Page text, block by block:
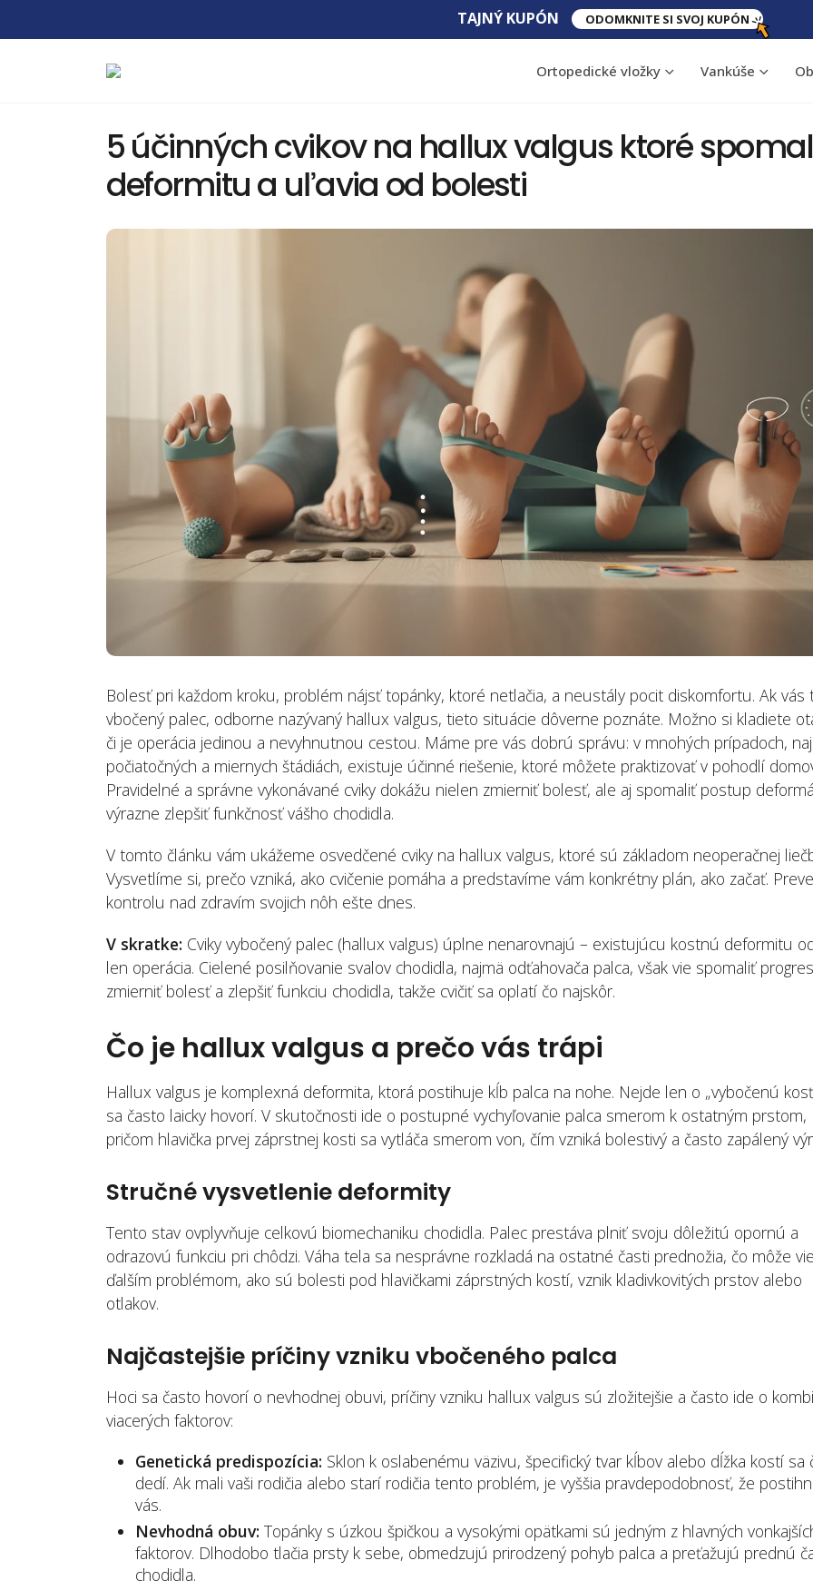
TAJNÝ​ KUPÓN ODOMKNITE SI SVOJ KUPÓN
Ortopedické vložky Vankúše
5 účinných cvikov na hallux valgus ktoré
deformitu a uľavia od bolesti
Bolesť pri každom kroku, problém nájsť topánky, ktoré netlačia, a neustály pocit diskomfortu. Ak vás
vbočený palec, odborne nazývaný hallux valgus, tieto situácie dôverne poznáte. Možno si kladiete
či je operácia jedinou a nevyhnutnou cestou. Máme pre vás dobrú správu: v mnohých prípadoch,
počiatočných a miernych štádiách, existuje účinné riešenie, ktoré môžete praktizovať v pohodlí
Pravidelné a správne vykonávané cviky dokážu nielen zmierniť bolesť, ale aj spomaliť postup
výrazne zlepšiť funkčnosť vášho chodidla.
V tomto článku vám ukážeme osvedčené cviky na hallux valgus, ktoré sú základom neoperačnej
Vysvetlíme si, prečo vzniká, ako cvičenie pomáha a predstavíme vám konkrétny plán, ako začať.
kontrolu nad zdravím svojich nôh ešte dnes.
V skratke: Cviky vybočený palec (hallux valgus) úplne nenarovnajú – existujúcu kostnú deformitu
len operácia. Cielené posilňovanie svalov chodidla, najmä odťahovača palca, však vie spomaliť
zmierniť bolesť a zlepšiť funkciu chodidla, takže cvičiť sa oplatí čo najskôr.
Čo je hallux valgus a prečo vás trápi
Hallux valgus je komplexná deformita, ktorá postihuje kĺb palca na nohe. Nejde len o „vybočenú
sa často laicky hovorí. V skutočnosti ide o postupné vychyľovanie palca smerom k ostatným prstom,
pričom hlavička prvej záprstnej kosti sa vytláča smerom von, čím vzniká bolestivý a často zapálený
Stručné vysvetlenie deformity
Tento stav ovplyvňuje celkovú biomechaniku chodidla. Palec prestáva plniť svoju dôležitú opornú a
odrazovú funkciu pri chôdzi. Váha tela sa nesprávne rozkladá na ostatné časti prednožia, čo môže
ďalším problémom, ako sú bolesti pod hlavičkami záprstných kostí, vznik kladivkovitých prstov alebo
otlakov.
Najčastejšie príčiny vzniku vbočeného palca
Hoci sa často hovorí o nevhodnej obuvi, príčiny vzniku hallux valgus sú zložitejšie a často ide o
viacerých faktorov:
Genetická predispozícia: Sklon k oslabenému väzivu, špecifický tvar kĺbov alebo dĺžka kostí sa
dedí. Ak mali vaši rodičia alebo starí rodičia tento problém, je vyššia pravdepodobnosť, že
vás.
Nevhodná obuv: Topánky s úzkou špičkou a vysokými opätkami sú jedným z hlavných
faktorov. Dlhodobo tlačia prsty k sebe, obmedzujú prirodzený pohyb palca a preťažujú prednú
chodidla.
sa napraviť a ako
Podvrtnutie členka: prvá
3 augusta, 2026
Bolesť ramena: príčiny a
cviky pre úľavu
31 júla, 2026
Ischias (zápal sedacieho
nervu): príčiny a úľava
28 júla, 2026
Ergonomická stolička: ako
ju vybrať a správne
nastaviť
25 júla, 2026
Správne držanie tela pri
sedení: opora chrbta aj
sedu
25 júla, 2026
Podvrtnutie
pomoc a
3 augusta, 2026
Bolesť ramena:
cviky pre úľavu
31 júla, 2026